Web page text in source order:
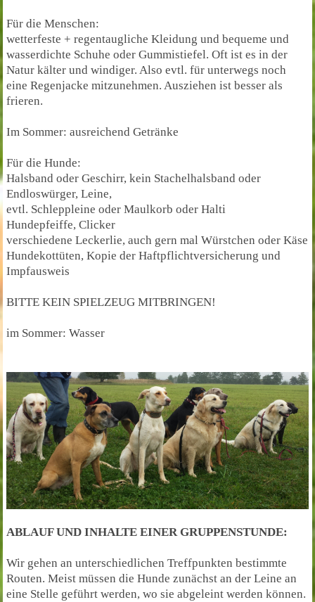
Für die Menschen:
wetterfeste + regentaugliche Kleidung und bequeme und
wasserdichte Schuhe oder Gummistiefel. Oft ist es in der
Natur kälter und windiger. Also evtl. für unterwegs noch
eine Regenjacke mitzunehmen. Ausziehen ist besser als
frieren.
Im Sommer: ausreichend Getränke
Für die Hunde:
Halsband oder Geschirr, kein Stachelhalsband oder
Endloswürger, Leine,
evtl. Schleppleine oder Maulkorb oder Halti
Hundepfeiffe, Clicker
verschiedene Leckerlie, auch gern mal Würstchen oder Käse
Hundekottüten, Kopie der Haftpflichtversicherung und
Impfausweis
BITTE KEIN SPIELZEUG MITBRINGEN!
im Sommer: Wasser
ABLAUF UND INHALTE EINER GRUPPENSTUNDE:
Wir gehen an unterschiedlichen Treffpunkten bestimmte
Routen. Meist müssen die Hunde zunächst an der Leine an
eine Stelle geführt werden, wo sie abgeleint werden können.